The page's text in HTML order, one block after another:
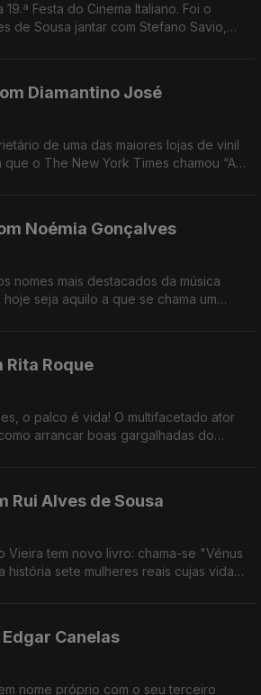
Festa do Cinema Italiano. Foi o
de Sousa jantar com Stefano Savio,
Diamantino José
de uma das maiores lojas de vinil
que o The New York Times chamou “A
Noémia Gonçalves
nomes mais destacados da música
seja aquilo a que se chama um
Rita Roque
o palco é vida! O multifacetado ator
arrancar boas gargalhadas do
Rui Alves de Sousa
Vieira tem novo livro: chama-se "Vénus
história sete mulheres reais cujas vidas
Canelas
nome próprio com o seu terceiro